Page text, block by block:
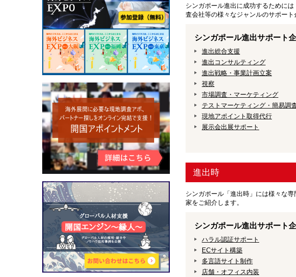
シンガポール進出に成功するために
査会社等の様々なジャンルのサポート
シンガポール進出サポート
進出総合支援
進出コンサルティング
進出戦略・事業計画立案
視察
市場調査・マーケティング
テストマーケティング・簡易調
現地アポイント取得代行
展示会出展サポート
進出時
シンガポール「進出時」には様々な
家をご紹介します。
シンガポール進出サポート
ハラル認証サポート
ECサイト構築
多言語サイト制作
店舗・オフィス内装